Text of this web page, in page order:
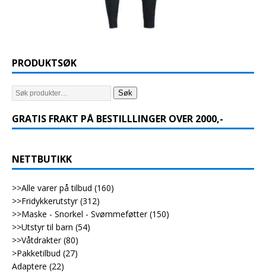
PRODUKTSØK
Søk
GRATIS FRAKT PÅ BESTILLLINGER OVER 2000,-
NETTBUTIKK
>>Alle varer på tilbud (160)
>>Fridykkerutstyr (312)
>>Maske - Snorkel - Svømmeføtter (150)
>>Utstyr til barn (54)
>>Våtdrakter (80)
>Pakketilbud (27)
Adaptere (22)